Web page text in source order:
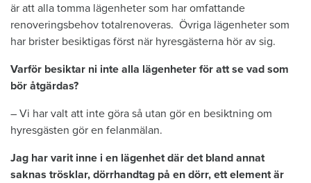
är att alla tomma lägenheter som har omfattande
renoveringsbehov totalrenoveras. Övriga lägenheter som
har brister besiktigas först när hyresgästerna hör av sig.
Varför besiktar ni inte alla lägenheter för att se vad som
bör åtgärdas?
– Vi har valt att inte göra så utan gör en besiktning om
hyresgästen gör en felanmälan.
Jag har varit inne i en lägenhet där det bland annat
saknas trösklar, dörrhandtag på en dörr, ett element är